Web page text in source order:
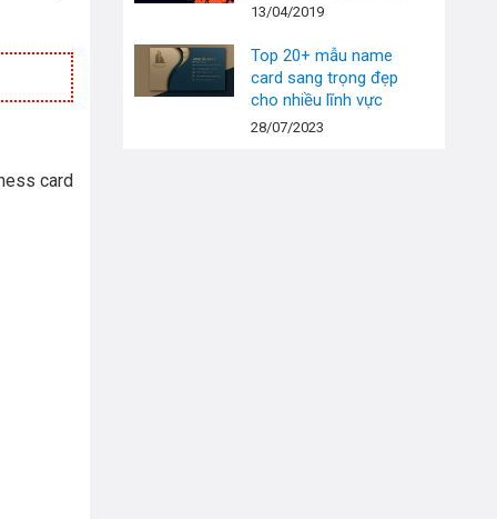
card
13/04/2019
Top 20+ mẫu name
card sang trọng đẹp
cho nhiều lĩnh vực
28/07/2023